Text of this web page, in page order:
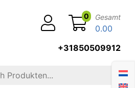
+31850509912
0 Gesamt
0.00